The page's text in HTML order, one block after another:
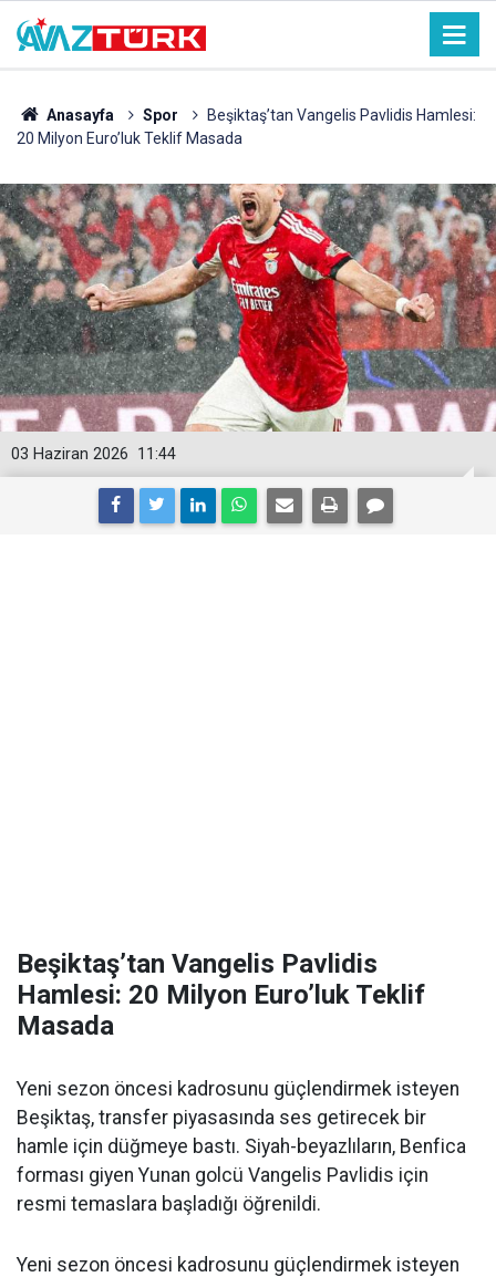
Anasayfa Spor
Beşiktaş’tan Vangelis Pavlidis Hamlesi:
20 Milyon Euro’luk Teklif Masada
11:44
03 Haziran 2026
Beşiktaş’tan Vangelis Pavlidis
Hamlesi: 20 Milyon Euro’luk Teklif
Masada
Yeni sezon öncesi kadrosunu güçlendirmek isteyen
Beşiktaş, transfer piyasasında ses getirecek bir
hamle için düğmeye bastı. Siyah-beyazlıların, Benfica
forması giyen Yunan golcü Vangelis Pavlidis için
resmi temaslara başladığı öğrenildi.
Yeni sezon öncesi kadrosunu güçlendirmek isteyen